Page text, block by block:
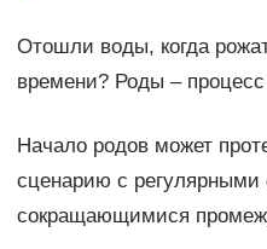
Отошли воды, когда
времени? Роды –
Начало родов может
сценарию с регулярными
сокращающимися